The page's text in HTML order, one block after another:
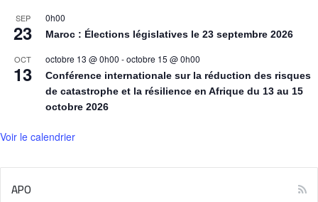
SEP
23
0h00
Maroc : Élections législatives le 23 septembre 2026
OCT
13
octobre 13 @ 0h00 -octobre 15 @ 0h00
Conférence internationale sur la réduction des risques
de catastrophe et la résilience en Afrique du 13 au 15
octobre 2026
Voir le calendrier
APO